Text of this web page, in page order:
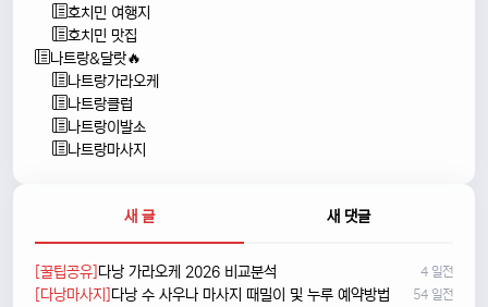
호치민 여행지
호치민 맛집
나트랑&달랏🔥
나트랑가라오케
나트랑클럽
나트랑이발소
나트랑마사지
새 글 새 댓글
[꿀팁공유]다낭 가라오케 2026 비교분석 4 일전
[다낭마사지]다낭 수 사우나 마사지 때밀이 및 누루 예약방법 54 일전